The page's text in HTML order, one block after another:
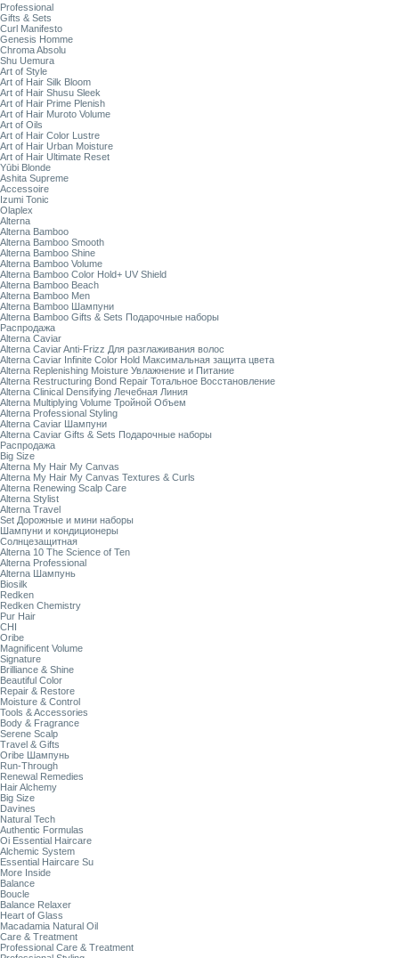
Professional
Gifts & Sets
Curl Manifesto
Genesis Homme
Chroma Absolu
Shu Uemura
Art of Style
Art of Hair Silk Bloom
Art of Hair Shusu Sleek
Art of Hair Prime Plenish
Art of Hair Muroto Volume
Art of Oils
Art of Hair Color Lustre
Art of Hair Urban Moisture
Art of Hair Ultimate Reset
Yūbi Blonde
Ashita Supreme
Accessoire
Izumi Tonic
Olaplex
Alterna
Alterna Bamboo
Alterna Bamboo Smooth
Alterna Bamboo Shine
Alterna Bamboo Volume
Alterna Bamboo Color Hold+ UV Shield
Alterna Bamboo Beach
Alterna Bamboo Men
Alterna Bamboo Шампуни
Alterna Bamboo Gifts & Sets Подарочные наборы
Распродажа
Alterna Caviar
Alterna Caviar Anti-Frizz Для разглаживания волос
Alterna Caviar Infinite Color Hold Максимальная защита цвета
Alterna Replenishing Moisture Увлажнение и Питание
Alterna Restructuring Bond Repair Тотальное Восстановление
Alterna Clinical Densifying Лечебная Линия
Alterna Multiplying Volume Тройной Объем
Alterna Professional Styling
Alterna Caviar Шампуни
Alterna Caviar Gifts & Sets Подарочные наборы
Распродажа
Big Size
Alterna My Hair My Canvas
Alterna My Hair My Canvas Textures & Curls
Alterna Renewing Scalp Care
Alterna Stylist
Alterna Travel
Set Дорожные и мини наборы
Шампуни и кондиционеры
Солнцезащитная
Alterna 10 The Science of Ten
Alterna Professional
Alterna Шампунь
Biosilk
Redken
Redken Chemistry
Pur Hair
CHI
Oribe
Magnificent Volume
Signature
Brilliance & Shine
Beautiful Color
Repair & Restore
Moisture & Control
Tools & Accessories
Body & Fragrance
Serene Scalp
Travel & Gifts
Oribe Шампунь
Run-Through
Renewal Remedies
Hair Alchemy
Big Size
Davines
Natural Tech
Authentic Formulas
Oi Essential Haircare
Alchemic System
Essential Haircare Su
More Inside
Balance
Boucle
Balance Relaxer
Heart of Glass
Macadamia Natural Oil
Care & Treatment
Professional Care & Treatment